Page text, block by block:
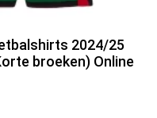
2024/25
broeken) Online